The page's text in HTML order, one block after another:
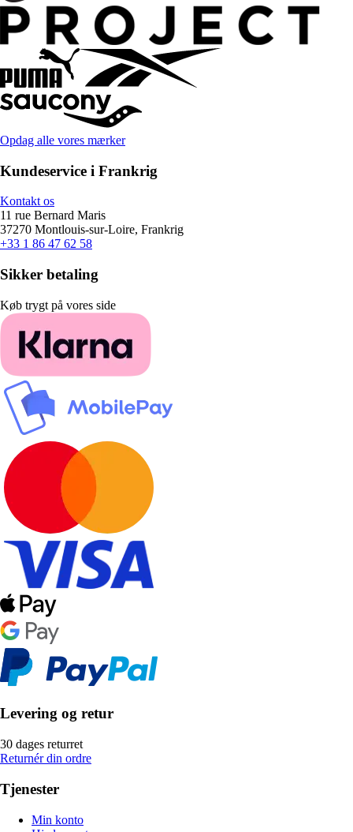
Opdag alle vores mærker
Kundeservice i Frankrig
Kontakt os
11 rue Bernard Maris
37270 Montlouis-sur-Loire, Frankrig
+33 1 86 47 62 58
Sikker betaling
Køb trygt på vores side
Levering og retur
30 dages returret
Returnér din ordre
Tjenester
Min konto